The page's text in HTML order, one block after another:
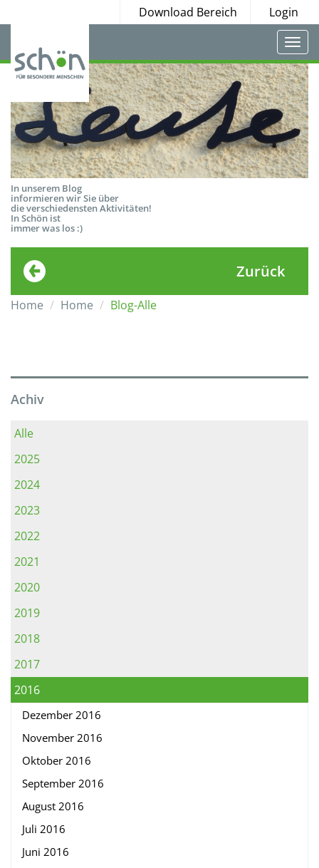
Download Bereich Login
In unserem Blog
informieren wir Sie über
die verschiedensten Aktivitäten!
In Schön ist
immer was los :)
Zurück
Home Home Blog-Alle
Achiv
Alle
2025
2024
2023
2022
2021
2020
2019
2018
2017
2016
Dezember 2016
November 2016
Oktober 2016
September 2016
August 2016
Juli 2016
Juni 2016